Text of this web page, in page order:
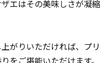
エはその美味しさが凝縮
がりいただければ、プリ
をご堪能いただけます。